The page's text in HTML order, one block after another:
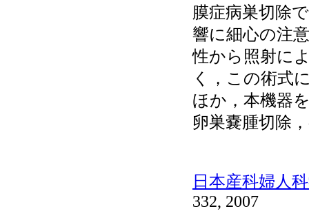
膜症病巣切除
響に細心の注
性から照射に
く，この術式
ほか，本機器
卵巣嚢腫切除
日本産科婦人
332, 2007